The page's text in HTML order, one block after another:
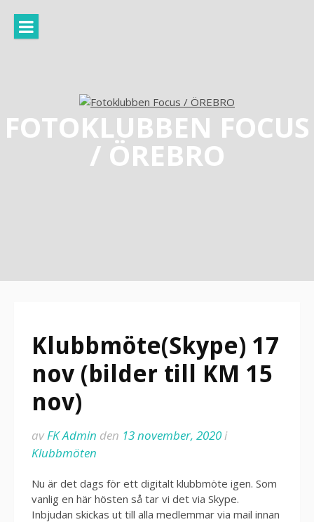
innehåll
FOTOKLUBBEN FOCUS
/ ÖREBRO
Klubbmöte(Skype) 17
nov (bilder till KM 15
nov)
avFK Admin den 13 november, 2020i
Klubbmöten
Nu är det dags för ett digitalt klubbmöte igen. Som
vanlig en här hösten så tar vi det via Skype.
Inbjudan skickas ut till alla medlemmar via mail innan